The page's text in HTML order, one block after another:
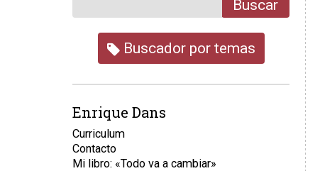
Buscar
Buscador por temas
Enrique Dans
Curriculum
Contacto
Mi libro: «Todo va a cambiar»